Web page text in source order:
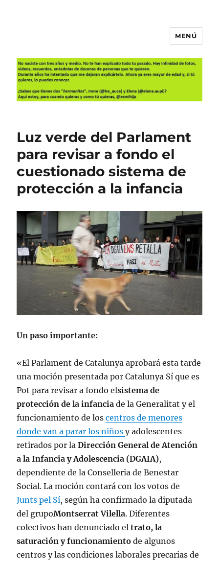
MENÚ
Luz verde del Parlament
para revisar a fondo el
cuestionado sistema de
protección a la infancia
Un paso importante:
«El Parlament de Catalunya aprobará esta tarde
una moción presentada por Catalunya Sí que es
Pot para revisar a fondo elsistema de
protección de la infanciade la Generalitat y el
funcionamiento de loscentros de menores
donde van a parar los niñosy adolescentes
retirados por laDirección General de Atención
a la Infancia y Adolescencia (DGAIA),
dependiente de la Conselleria de Benestar
Social. La moción contará con los votos de
Junts pel Sí, según ha confirmado la diputada
del grupoMontserrat Vilella. Diferentes
colectivos han denunciado eltrato, la
saturación y funcionamiento de algunos
centros y las condiciones laborales precarias de